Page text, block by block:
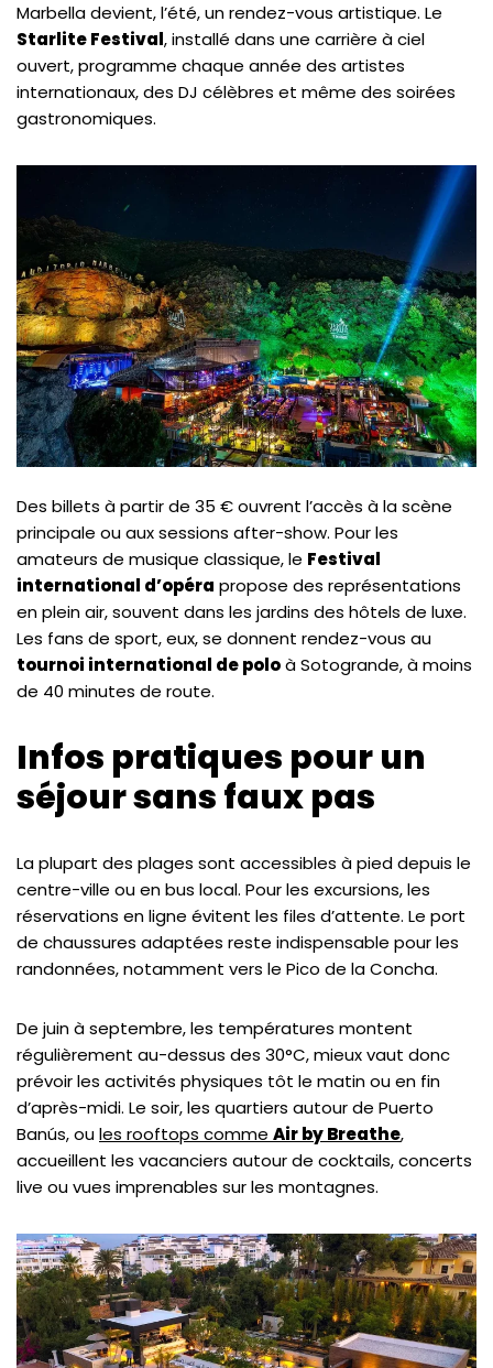
Marbella devient, l’été, un rendez-vous artistique. Le
Starlite Festival, installé dans une carrière à ciel
ouvert, programme chaque année des artistes
internationaux, des DJ célèbres et même des soirées
gastronomiques.
Des billets à partir de 35 € ouvrent l’accès à la scène
principale ou aux sessions after-show. Pour les
amateurs de musique classique, le Festival
international d’opéra propose des représentations
en plein air, souvent dans les jardins des hôtels de luxe.
Les fans de sport, eux, se donnent rendez-vous au
tournoi international de poloà Sotogrande, à moins
de 40 minutes de route.
Infos pratiques pour un
séjour sans faux pas
La plupart des plages sont accessibles à pied depuis le
centre-ville ou en bus local. Pour les excursions, les
réservations en ligne évitent les files d’attente. Le port
de chaussures adaptées reste indispensable pour les
randonnées, notamment vers le Pico de la Concha.
De juin à septembre, les températures montent
régulièrement au-dessus des 30°C, mieux vaut donc
prévoir les activités physiques tôt le matin ou en fin
d’après-midi. Le soir, les quartiers autour de Puerto
Banús, oules rooftops comme Air by Breathe,
accueillent les vacanciers autour de cocktails, concerts
live ou vues imprenables sur les montagnes.